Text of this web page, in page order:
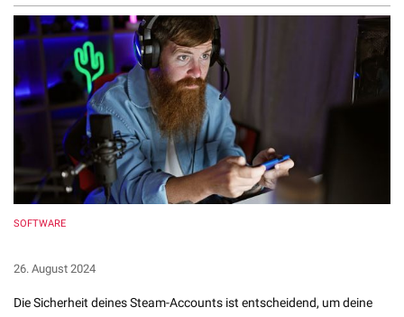
SOFTWARE
26. August 2024
Die Sicherheit deines Steam-Accounts ist entscheidend, um deine